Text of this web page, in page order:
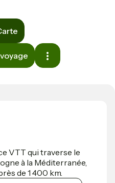
VTT qui traverse le
à la Méditerranée,
de 1 400 km.